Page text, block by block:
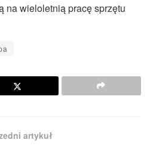
na wieloletnią pracę sprzętu
artykuł